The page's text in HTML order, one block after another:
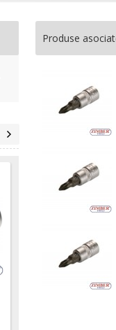
Produse
Capete profil PZ2, 1/